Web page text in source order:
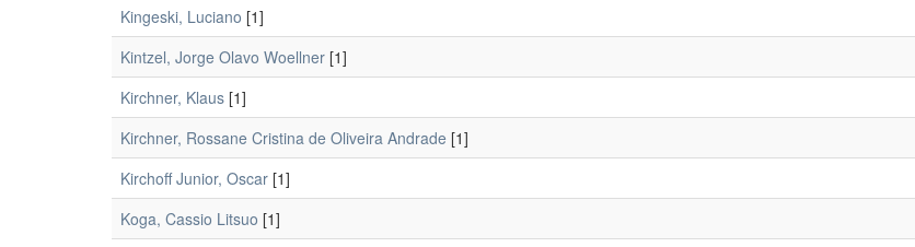
Kingeski, Luciano [1]
Kintzel, Jorge Olavo Woellner [1]
Kirchner, Klaus [1]
Kirchner, Rossane Cristina de Oliveira Andrade [1]
Kirchoff Junior, Oscar [1]
Koga, Cassio Litsuo [1]